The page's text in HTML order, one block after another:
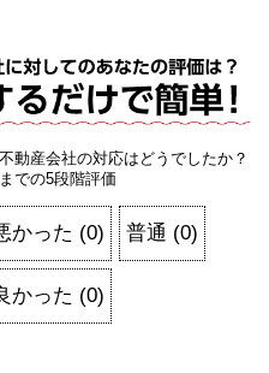
動産会社の対応はどうでしたか？
での5段階評価
かった (0) 普通 (0)
かった (0)